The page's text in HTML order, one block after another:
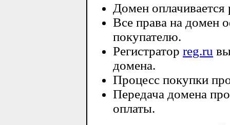
Домен оплачивается
Все права на домен
покупателю.
Регистратор reg.ru
домена.
Процесс покупки
Передача домена
оплаты.